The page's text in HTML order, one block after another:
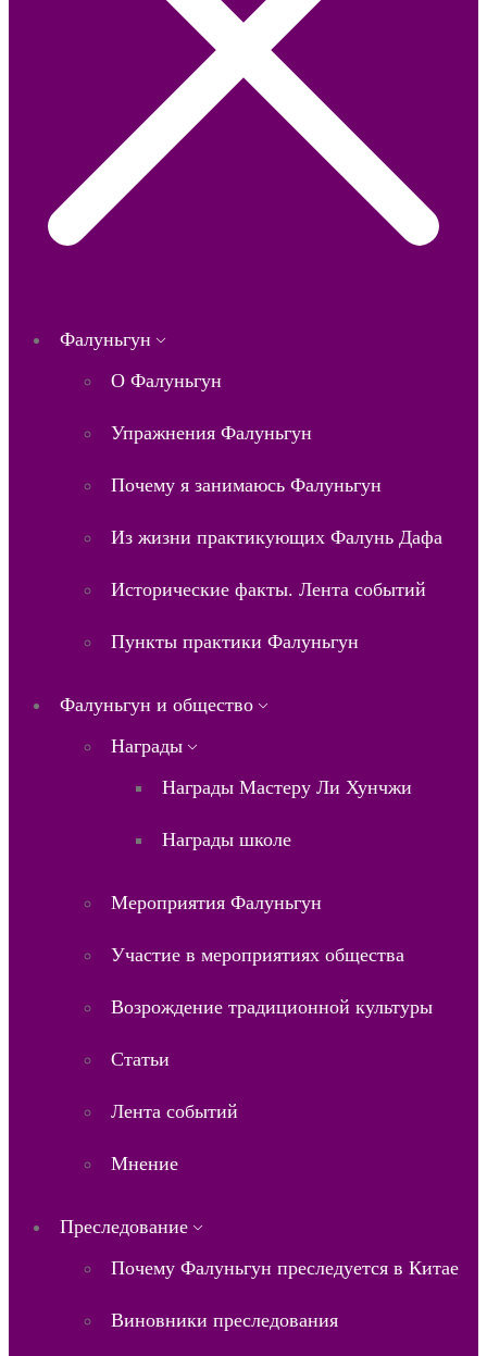
Фалуньгун
О Фалуньгун
Упражнения Фалуньгун
Почему я занимаюсь Фалуньгун
Из жизни практикующих Фалунь Дафа
Исторические факты. Лента событий
Пункты практики Фалуньгун
Фалуньгун и общество
Награды
Награды Мастеру Ли Хунчжи
Награды школе
Мероприятия Фалуньгун
Участие в мероприятиях общества
Возрождение традиционной культуры
Статьи
Лента событий
Мнение
Преследование
Почему Фалуньгун преследуется в Китае
Виновники преследования